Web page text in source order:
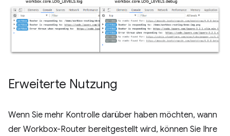
Erweiterte Nutzung
Wenn Sie mehr Kontrolle darüber haben möchten, wann
der Workbox-Router bereitgestellt wird, können Sie Ihre